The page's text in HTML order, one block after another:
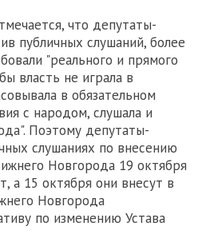
что депутаты-
публичных слушаний, более
"реального и прямого
власть не играла в
в обязательном
с народом, слушала и
Поэтому депутаты-
слушаниях по внесению
Новгорода 19 октября
а 15 октября они внесут в
Новгорода
по изменению Устава